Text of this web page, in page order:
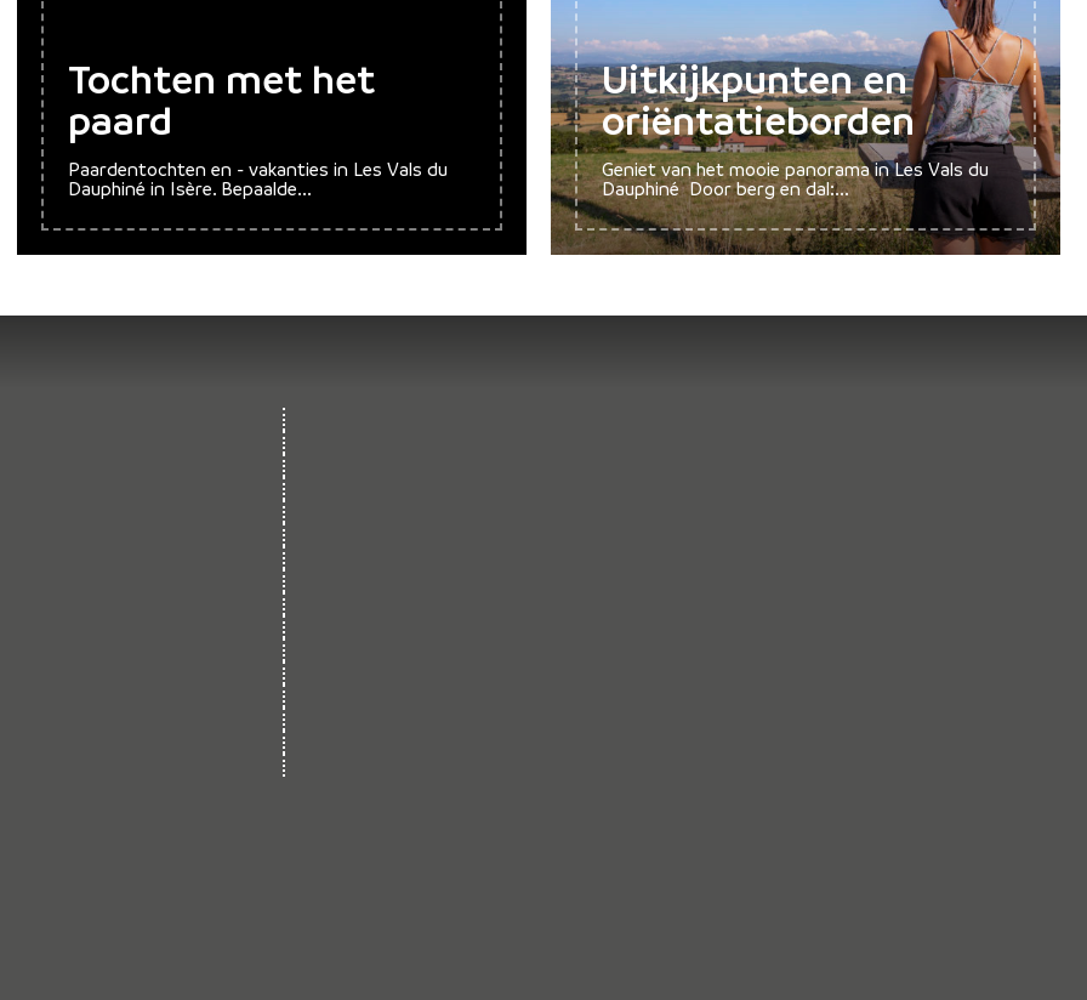
Tochten met het
paard
Paardentochten en - vakanties in Les Vals du
Dauphiné in Isère. Bepaalde...
Uitkijkpunten en
oriëntatieborden
Geniet van het mooie panorama in Les Vals du
Dauphiné Door berg en dal:...